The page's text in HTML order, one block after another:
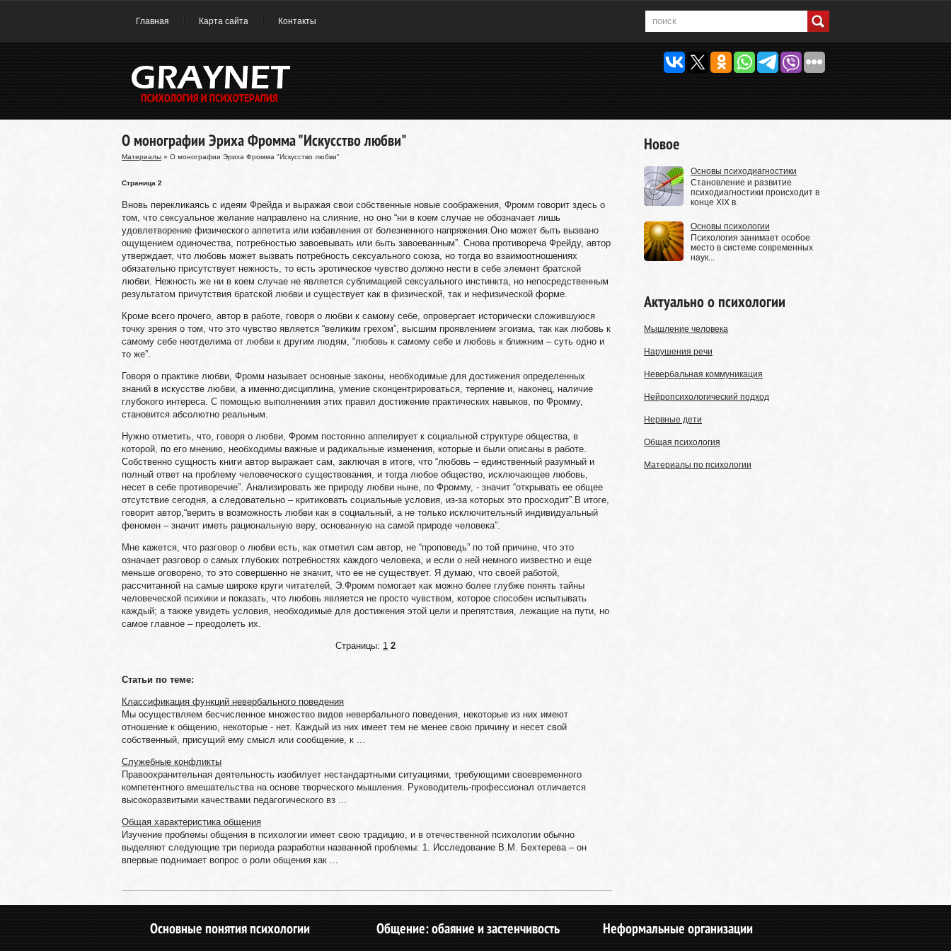
Главная Карта сайта Контакты
Новое
Основы психодиагностики
Становление и развитие
психодиагностики происходит в
конце XIX в.
Основы психологии
Психология занимает особое
место в системе современных
наук...
Актуально о психологии
Мышление человека
Нарушения речи
Невербальная коммуникация
Нейропсихологический подход
Нервные дети
Общая психология
Материалы по психологии
О монографии Эриха Фромма "Искусство любви"
Материалы » О монографии Эриха Фромма "Искусство любви"
Страница 2
Вновь перекликаясь с идеям Фрейда и выражая свои собственные новые соображения, Фромм говорит здесь о
том, что сексуальное желание направлено на слияние, но оно “ни в коем случае не обозначает лишь
удовлетворение физического аппетита или избавления от болезненного напряжения.Оно может быть вызвано
ощущением одиночества, потребностью завоевывать или быть завоеванным”. Снова противореча Фрейду, автор
утверждает, что любовь может вызвать потребность сексуального союза, но тогда во взаимоотношениях
обязательно присутствует нежность, то есть эротическое чувство должно нести в себе элемент братской
любви. Нежность же ни в коем случае не является сублимацией сексуального инстинкта, но непосредственным
результатом причутствия братской любви и существует как в физической, так и нефизической форме.
Кроме всего прочего, автор в работе, говоря о любви к самому себе, опровергает исторически сложившуюся
точку зрения о том, что это чувство является “великим грехом”, высшим проявлением эгоизма, так как любовь к
самому себе неотделима от любви к другим людям, “любовь к самому себе и любовь к ближним – суть одно и
то же”.
Говоря о практике любви, Фромм называет основные законы, необходимые для достижения определенных
знаний в искусстве любви, а именно:дисциплина, умение сконцентрироваться, терпение и, наконец, наличие
глубокого интереса. С помощью выполнениия этих правил достижение практических навыков, по Фромму,
становится абсолютно реальным.
Нужно отметить, что, говоря о любви, Фромм постоянно аппелирует к социальной структуре общества, в
которой, по его мнению, необходимы важные и радикальные изменения, которые и были описаны в работе.
Собственно сущность книги автор выражает сам, заключая в итоге, что “любовь – единственный разумный и
полный ответ на проблему человеческого существования, и тогда любое общество, исключающее любовь,
несет в себе противоречие”. Анализировать же природу любви ныне, по Фромму, - значит “открывать ее общее
отсутствие сегодня, а следовательно – критиковать социальные условия, из-за которых это просходит”.В итоге,
говорит автор,“верить в возможность любви как в социальный, а не только исключительный индивидуальный
феномен – значит иметь рациональную веру, основанную на самой природе человека”.
Мне кажется, что разговор о любви есть, как отметил сам автор, не “проповедь” по той причине, что это
означает разговор о самых глубоких потребностях каждого человека, и если о ней немного иизвестно и еще
меньше оговорено, то это совершенно не значит, что ее не существует. Я думаю, что своей работой,
рассчитанной на самые широке круги читателей, Э.Фромм помогает как можно более глубже понять тайны
человеческой психики и показать, что любовь является не просто чувством, которое способен испытывать
каждый; а также увидеть условия, необходимые для достижения этой цели и препятствия, лежащие на пути, но
самое главное – преодолеть их.
Страницы: 1 2
Статьи по теме:
Классификация функций невербального поведения
Мы осуществляем бесчисленное множество видов невербального поведения, некоторые из них имеют
отношение к общению, некоторые - нет. Каждый из них имеет тем не менее свою причину и несет свой
собственный, присущий ему смысл или сообщение, к ...
Служебные конфликты
Правоохранительная деятельность изобилует нестандартными ситуациями, требующими своевременного
компетентного вмешательства на основе творческого мышления. Руководитель-профессионал отличается
высокоразвитыми качествами педагогического вз ...
Общая характеристика общения
Изучение проблемы общения в психологии имеет свою традицию, и в отечественной психологии обычно
выделяют следующие три периода разработки названной проблемы: 1. Исследование В.М. Бехтерева – он
впервые поднимает вопрос о роли общения как ...
Основные понятия психологии Общение: обаяние и застенчивость Неформальные организации